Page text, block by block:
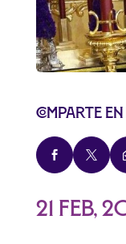
Comparte
 
21 Feb,